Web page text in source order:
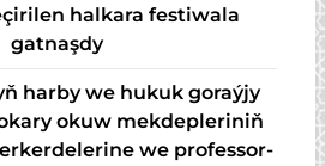
halkara festiwala
gatnaşdy
harby we hukuk goraýjy
okuw mekdepleriniň
we professor-